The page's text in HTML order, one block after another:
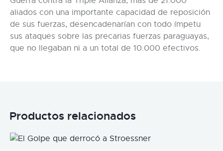
aliados con una importante capacidad de reposición
de sus fuerzas, desencadenarían con todo ímpetu
sus ataques sobre las precarias fuerzas paraguayas,
que no llegaban ni a un total de 10.000 efectivos.
Productos relacionados